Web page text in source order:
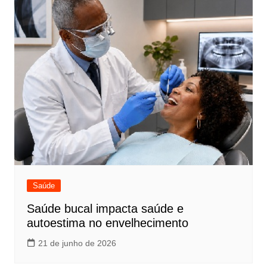
Saúde
Saúde bucal impacta saúde e
autoestima no envelhecimento
21 de junho de 2026